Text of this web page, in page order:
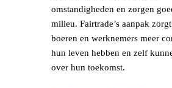
omstandigheden en zorgen
milieu. Fairtrade’s aanpak
boeren en werknemers meer
hun leven hebben en zelf
over hun toekomst.